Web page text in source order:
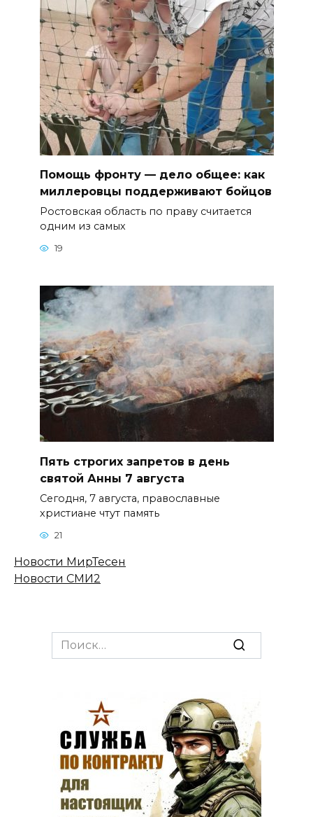
Помощь фронту — дело общее: как
миллеровцы поддерживают бойцов
Ростовская область по праву считается
одним из самых
19
Пять строгих запретов в день
святой Анны 7 августа
Сегодня, 7 августа, православные
христиане чтут память
21
Новости МирТесен
Новости СМИ2
Search
for: